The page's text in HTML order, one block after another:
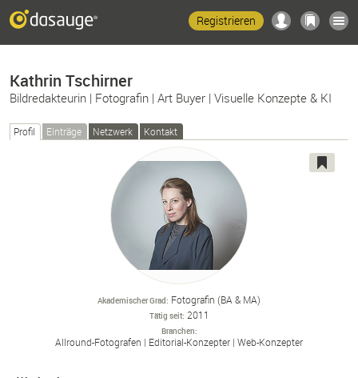
Registrieren
Kathrin Tschirner
Bildredakteurin | Fotografin | Art Buyer | Visuelle Konzepte & KI
Profil Einträge Netzwerk Kontakt
Akademischer Grad Fotografin (BA & MA)
Tätig seit 2011
Branchen
Allround-Fotografen Editorial-Konzepter Web-Konzepter